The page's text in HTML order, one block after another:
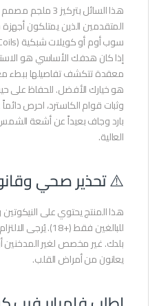
هذا السائل
المتقدمين الذين يمتلكون
إذا كان هدفك الأساسي هو
معقدة تتكشف تفاصيلها ببطء
هو خيارك الأفضل. للحفاظ على
وثبات قوام الكاسترد، احرص
بارد وجاف بعيداً عن أشعة الشمس
العالية.
⚠️ تحذير صحي
هذا المنتج يحتوي على
للبالغين فقط (+18).
بلدك. غير مخصص لغير المدخنين
يعانون من أمراض القلب.